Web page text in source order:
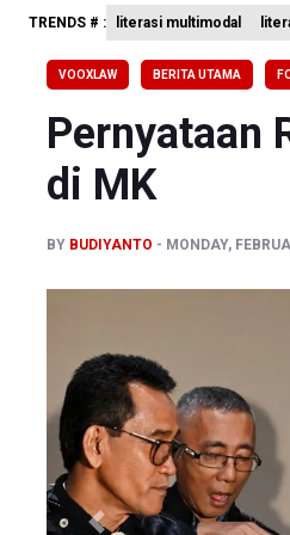
Polda
Polisi
Dari
TRENDS # : literasi multimodal
VOOXLAW BERITA UTAMA
Pernyataan
di MK
BY BUDIYANTO MONDAY,